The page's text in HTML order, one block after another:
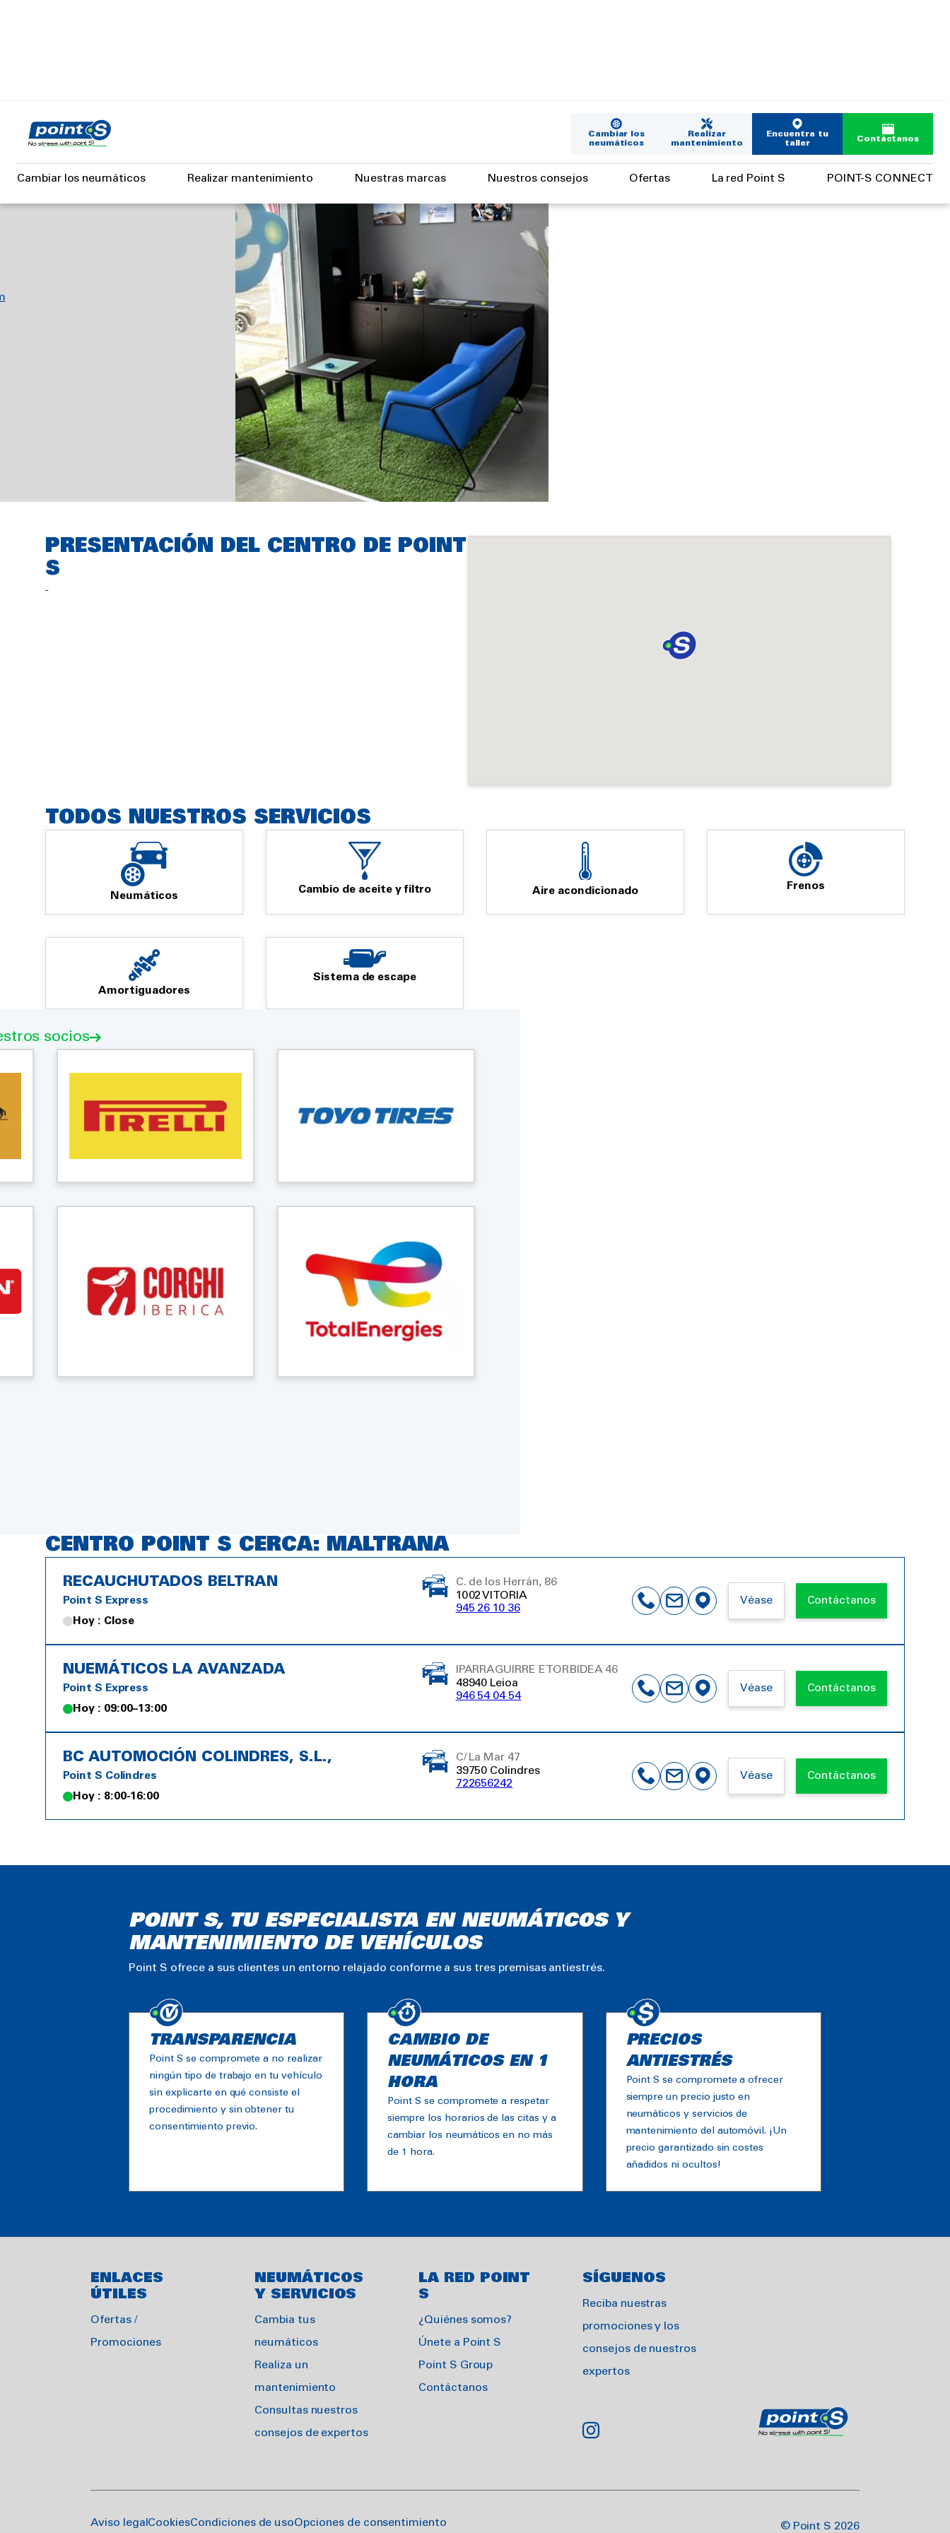
content
Cambiar los
neumáticos
Realizar
mantenimiento
Encuentra tu
taller
Contáctanos
Cambiar los neumáticos Realizar mantenimiento Nuestras marcas Nuestros consejos Ofertas La red Point S POINT-S CONNECT
PRESENTACIÓN DEL CENTRO DE POINT
S
-
TODOS NUESTROS SERVICIOS
Neumáticos
Cambio de aceite y filtro Aire acondicionado Frenos
Amortiguadores
Sistema de escape
socios
CENTRO POINT S CERCA: MALTRANA
RECAUCHUTADOS BELTRAN
Point S Express
Hoy : Close
C. de los Herrán, 86
1002 VITORIA
945 26 10 36
Véase Contáctanos
NUEMÁTICOS LA AVANZADA
Point S Express
Hoy : 09:00–13:00
IPARRAGUIRRE ETORBIDEA 46
48940 Leioa
946 54 04 54
Véase Contáctanos
BC AUTOMOCIÓN COLINDRES, S.L.,
Point S Colindres
Hoy : 8:00-16:00
C/ La Mar 47
39750 Colindres
722656242
Véase Contáctanos
POINT S, TU ESPECIALISTA EN NEUMÁTICOS Y
MANTENIMIENTO DE VEHÍCULOS
Point S ofrece a sus clientes un entorno relajado conforme a sus tres premisas antiestrés.
TRANSPARENCIA
Point S se compromete a no realizar
ningún tipo de trabajo en tu vehículo
sin explicarte en qué consiste el
procedimiento y sin obtener tu
consentimiento previo.
CAMBIO DE
NEUMÁTICOS EN 1
HORA
Point S se compromete a respetar
siempre los horarios de las citas y a
cambiar los neumáticos en no más
de 1 hora.
PRECIOS
ANTIESTRÉS
Point S se compromete a ofrecer
siempre un precio justo en
neumáticos y servicios de
mantenimiento del automóvil. ¡Un
precio garantizado sin costes
añadidos ni ocultos!
ENLACES
ÚTILES
Ofertas /
Promociones
NEUMÁTICOS
Y SERVICIOS
Cambia tus
neumáticos
Realiza un
mantenimiento
Consultas nuestros
consejos de expertos
LA RED POINT
S
¿Quiénes somos?
Únete a Point S
Point S Group
Contáctanos
SÍGUENOS
Reciba nuestras
promociones y los
consejos de nuestros
expertos
Aviso legal CookiesCondiciones de usoOpciones de consentimiento © Point S 2026